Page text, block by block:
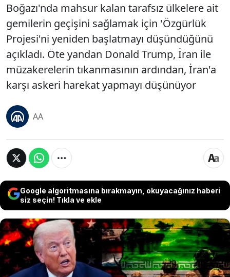
Boğazı'nda mahsur kalan tarafsız ülkelere ait
gemilerin geçişini sağlamak için 'Özgürlük
Projesi'ni yeniden başlatmayı düşündüğünü
açıkladı. Öte yandan Donald Trump, İran ile
müzakerelerin tıkanmasının ardından, İran'a
karşı askeri harekat yapmayı düşünüyor
AA
Google algoritmasına bırakmayın, okuyacağınız haberi
siz seçin! Tıkla ve ekle
ABD Başkanı Donald Trump, Hürmüz Boğazı'nda
mahsur kalan tarafsız ülkelere ait gemilerin
geçişini sağlamak için 'Özgürlük Projesi'ni